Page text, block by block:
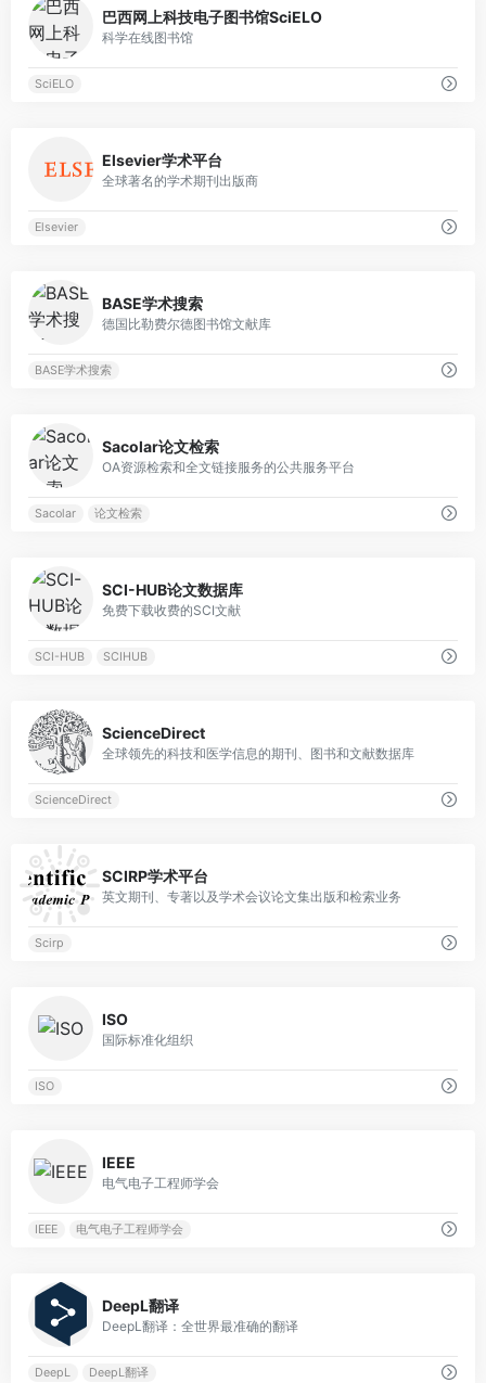
巴西网上科技电子图书馆SciELO
科学在线图书馆
SciELO
Elsevier学术平台
全球著名的学术期刊出版商
Elsevier
BASE学术搜索
德国比勒费尔德图书馆文献库
BASE学术搜索
Sacolar论文检索
OA资源检索和全文链接服务的公共服务平台
Sacolar 论文检索
SCI-HUB论文数据库
免费下载收费的SCI文献
SCI-HUB SCIHUB
ScienceDirect
全球领先的科技和医学信息的期刊、图书和文献数据库
ScienceDirect
SCIRP学术平台
英文期刊、专著以及学术会议论文集出版和检索业务
Scirp
ISO
国际标准化组织
ISO
IEEE
电气电子工程师学会
IEEE 电气电子工程师学会
DeepL翻译
DeepL翻译：全世界最准确的翻译
DeepL DeepL翻译